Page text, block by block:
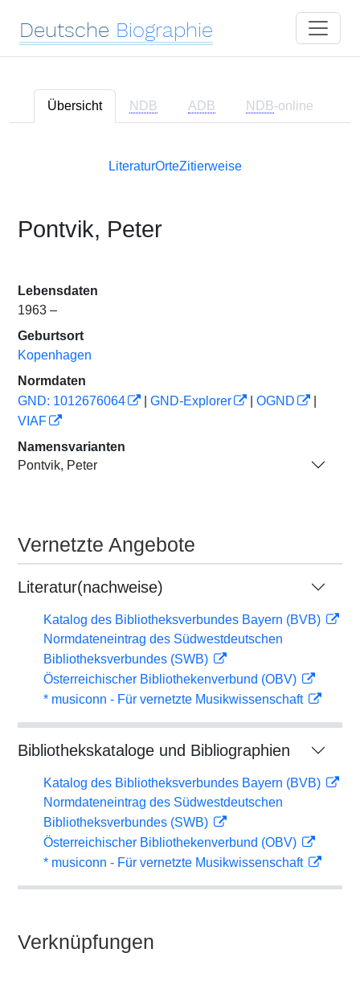
Deutsche Biographie
Übersicht NDB ADB NDB-online
LiteraturOrteZitierweise
Pontvik, Peter
Lebensdaten
1963 –
Geburtsort
Kopenhagen
Normdaten
GND: 1012676064
GND-Explorer OGND
VIAF
Namensvarianten
Pontvik, Peter
Vernetzte Angebote
Literatur(nachweise)
Katalog des Bibliotheksverbundes Bayern (BVB)
Normdateneintrag des Südwestdeutschen
Bibliotheksverbundes (SWB)
Österreichischer Bibliothekenverbund (OBV)
* musiconn - Für vernetzte Musikwissenschaft
Bibliothekskataloge und Bibliographien
Katalog des Bibliotheksverbundes Bayern (BVB)
Normdateneintrag des Südwestdeutschen
Bibliotheksverbundes (SWB)
Österreichischer Bibliothekenverbund (OBV)
* musiconn - Für vernetzte Musikwissenschaft
Verknüpfungen